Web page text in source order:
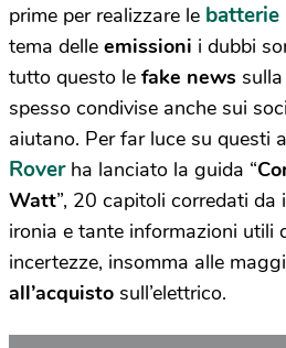
prime per realizzare le batterie
tema delle emissioni i dubbi
tutto questo le fake news
spesso condivise anche sui
aiutano. Per far luce su questi
Roverha lanciato la guida “
Watt”, 20 capitoli corredati da
ironia e tante informazioni utili
incertezze, insomma alle
all’acquisto sull’elettrico.